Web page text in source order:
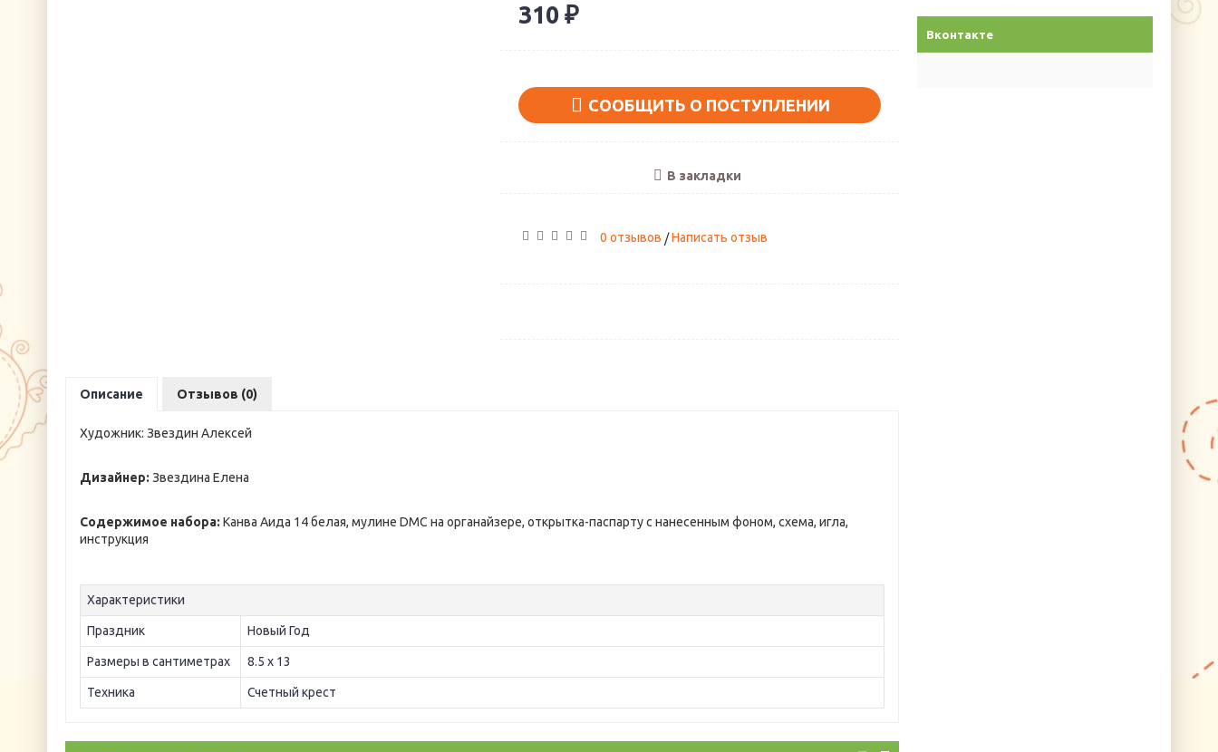
Вконтакте
310 ₽
СООБЩИТЬ О ПОСТУПЛЕНИИ
В закладки
0 отзывов /Написать отзыв
Описание Отзывов (0)
Художник: Звездин Алексей
Дизайнер: Звездина Елена
Содержимое набора: Канва Аида 14 белая, мулине DMC на органайзере, открытка-паспарту с нанесенным фоном, схема, игла,
инструкция
Характеристики
Праздник Новый Год
Размеры в сантиметрах 8.5 х 13
Техника Счетный крест